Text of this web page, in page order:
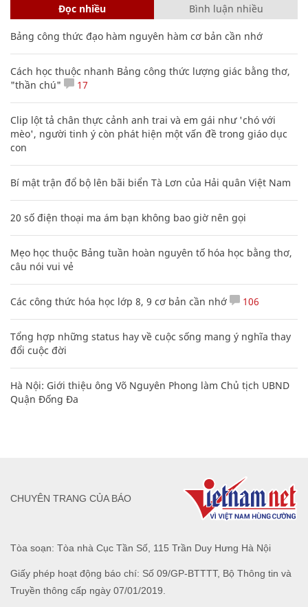
Đọc nhiều Bình luận nhiều
Bảng công thức đạo hàm nguyên hàm cơ bản cần nhớ
Cách học thuộc nhanh Bảng công thức lượng giác bằng thơ,
"thần chú"
17
Clip lột tả chân thực cảnh anh trai và em gái như 'chó với
mèo', người tinh ý còn phát hiện một vấn đề trong giáo dục
con
Bí mật trận đổ bộ lên bãi biển Tà Lơn của Hải quân Việt Nam
20 số điện thoại ma ám bạn không bao giờ nên gọi
Mẹo học thuộc Bảng tuần hoàn nguyên tố hóa học bằng thơ,
câu nói vui vẻ
Các công thức hóa học lớp 8, 9 cơ bản cần nhớ 106
Tổng hợp những status hay về cuộc sống mang ý nghĩa thay
đổi cuộc đời
Hà Nội: Giới thiệu ông Võ Nguyên Phong làm Chủ tịch UBND
Quận Đống Đa
Tòa soạn: Tòa nhà Cục Tần Số, 115 Trần Duy Hưng Hà Nội
Giấy phép hoạt động báo chí: Số 09/GP-BTTTT, Bộ Thông tin và
Truyền thông cấp ngày 07/01/2019.
CHUYÊN TRANG CỦA BÁO